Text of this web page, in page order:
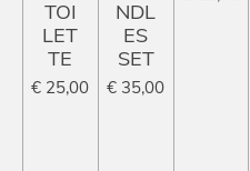
TOI
LET
TE
€ 25,00
NDL
ES
SET
€ 35,00